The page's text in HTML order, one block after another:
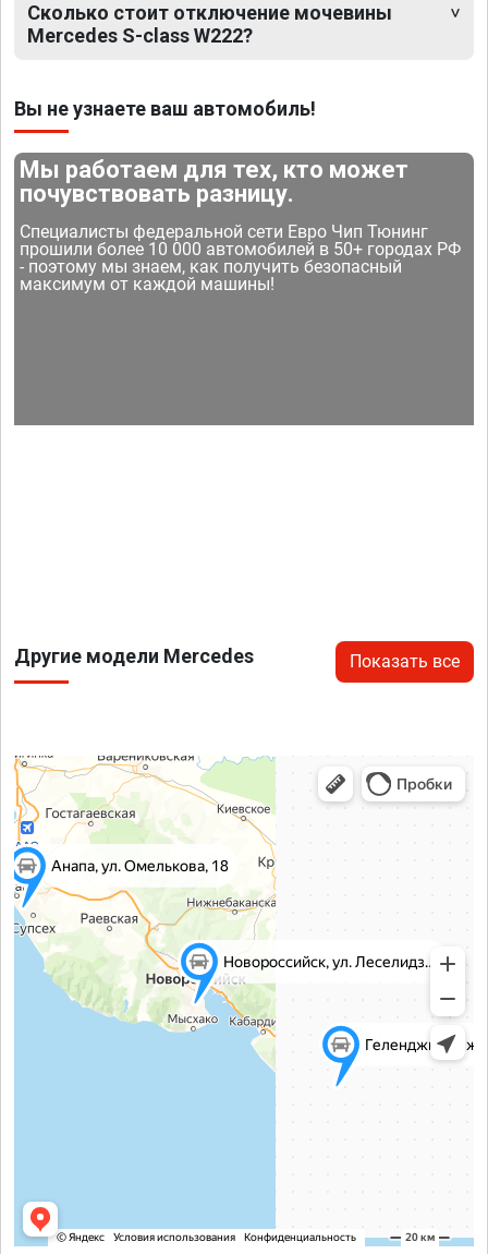
Сколько стоит отключение мочевины
Mercedes S-class W222?
Вы не узнаете ваш автомобиль!
Мы работаем для тех, кто может
почувствовать разницу.
Специалисты федеральной сети Евро Чип Тюнинг
прошили более 10 000 автомобилей в 50+ городах РФ
- поэтому мы знаем, как получить безопасный
максимум от каждой машины!
Другие модели Mercedes Показать все